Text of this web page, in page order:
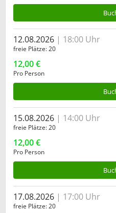
12.08.2026 18:00 Uhr
freie Plätze 20
12,00 €
Pro Person
15.08.2026 14:00 Uhr
freie Plätze 20
12,00 €
Pro Person
17.08.2026 17:00 Uhr
freie Plätze 20